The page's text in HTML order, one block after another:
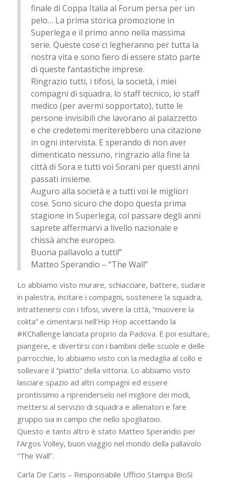
finale di Coppa Italia al Forum persa per un
pelo… La prima storica promozione in
Superlega e il primo anno nella massima
serie. Queste cose ci legheranno per tutta la
nostra vita e sono fiero di essere stato parte
di queste fantastiche imprese.
Ringrazio tutti, i tifosi, la società, i miei
compagni di squadra, lo staff tecnico, lo staff
medico (per avermi sopportato), tutte le
persone invisibili che lavorano al palazzetto
e che credetemi meriterebbero una citazione
in ogni intervista. E sperando di non aver
dimenticato nessuno, ringrazio alla fine la
città di Sora e tutti voi Sorani per questi anni
passati insieme.
Auguro alla società e a tutti voi le migliori
cose. Sono sicuro che dopo questa prima
stagione in Superlega, col passare degli anni
saprete affermarvi a livello nazionale e
chissà anche europeo.
Buona pallavolo a tutti!”
Matteo Sperandio – “The Wall”
Lo abbiamo visto murare, schiacciare, battere, sudare
in palestra, incitare i compagni, sostenere la squadra,
intrattenersi con i tifosi, vivere la città, “muovere la
colita” e cimentarsi nell’Hip Hop accettando la
#KChallenge lanciata proprio da Padova. E poi esultare,
piangere, e divertirsi con i bambini delle scuole e delle
parrocchie, lo abbiamo visto con la medaglia al collo e
sollevare il “piatto” della vittoria. Lo abbiamo visto
lasciare spazio ad altri compagni ed essere
prontissimo a riprenderselo nel migliore dei modi,
mettersi al servizio di squadra e allenatori e fare
gruppo sia in campo che nello spogliatoio.
Questo e tanto altro è stato Matteo Sperandio per
l’Argos Volley, buon viaggio nel mondo della pallavolo
“The Wall”.
Carla De Caris – Responsabile Ufficio Stampa BioSì